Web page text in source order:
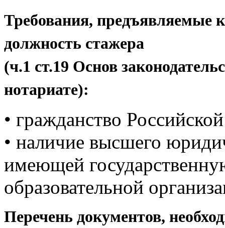
Требования, предъявляемые
должность стажера
(ч.1 ст.19 Основ
нотариате):
• гражданство
• наличие высшего
имеющей
образовательной
Перечень документов,